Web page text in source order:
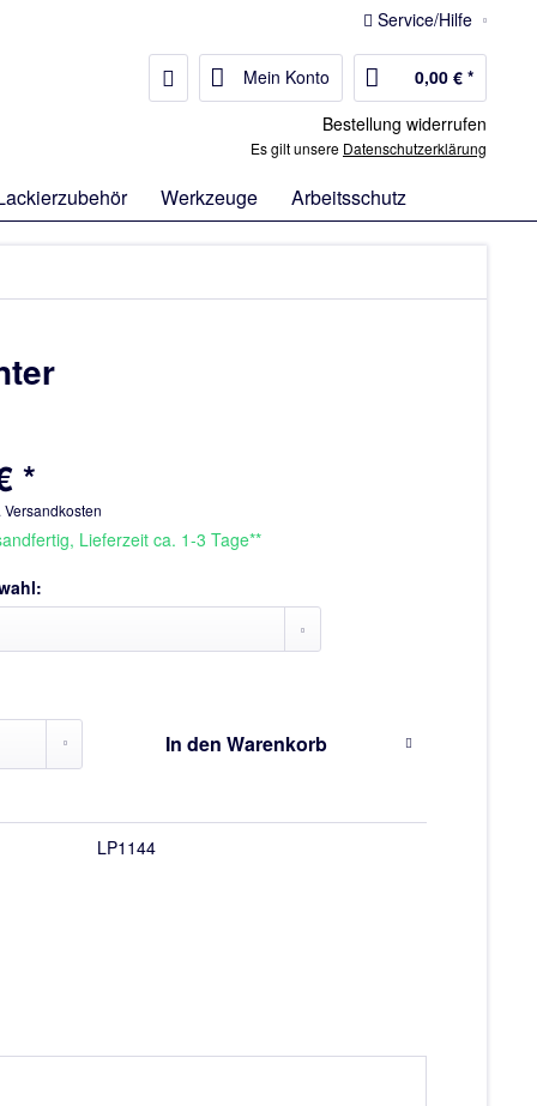
Service/Hilfe
Mein Konto
0,00 € *
Bestellung widerrufen
Es gilt unsere Datenschutzerklärung
Werkzeuge Arbeitsschutz
*
Versandkosten
Lieferzeit ca. 1-3 Tage**
In den Warenkorb
LP1144